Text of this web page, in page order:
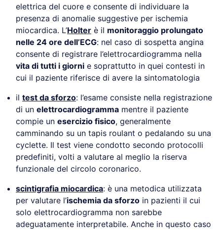
elettrica del cuore e consente di individuare la
presenza di anomalie suggestive per ischemia
miocardica. L’Holter è il monitoraggio prolungato
nelle 24 ore dell’ECG: nel caso di sospetta angina
consente di registrare l’elettrocardiogramma nella
vita di tutti i giorni e soprattutto in quei contesti in
cui il paziente riferisce di avere la sintomatologia
il test da sforzo: l’esame consiste nella registrazione
di un elettrocardiogramma mentre il paziente
compie un esercizio fisico, generalmente
camminando su un tapis roulant o pedalando su una
cyclette. Il test viene condotto secondo protocolli
predefiniti, volti a valutare al meglio la riserva
funzionale del circolo coronarico.
scintigrafia miocardica: è una metodica utilizzata
per valutare l’ischemia da sforzo in pazienti il cui
solo elettrocardiogramma non sarebbe
adeguatamente interpretabile. Anche in questo caso